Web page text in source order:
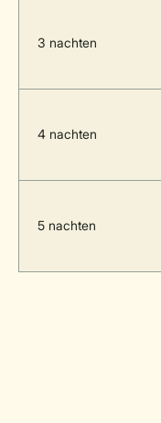
3 nachten
4 nachten
5 nachten